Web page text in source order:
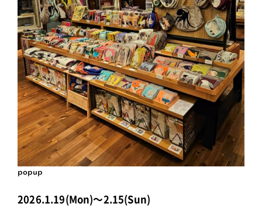
popup
2026.1.19(Mon)～2.15(Sun)